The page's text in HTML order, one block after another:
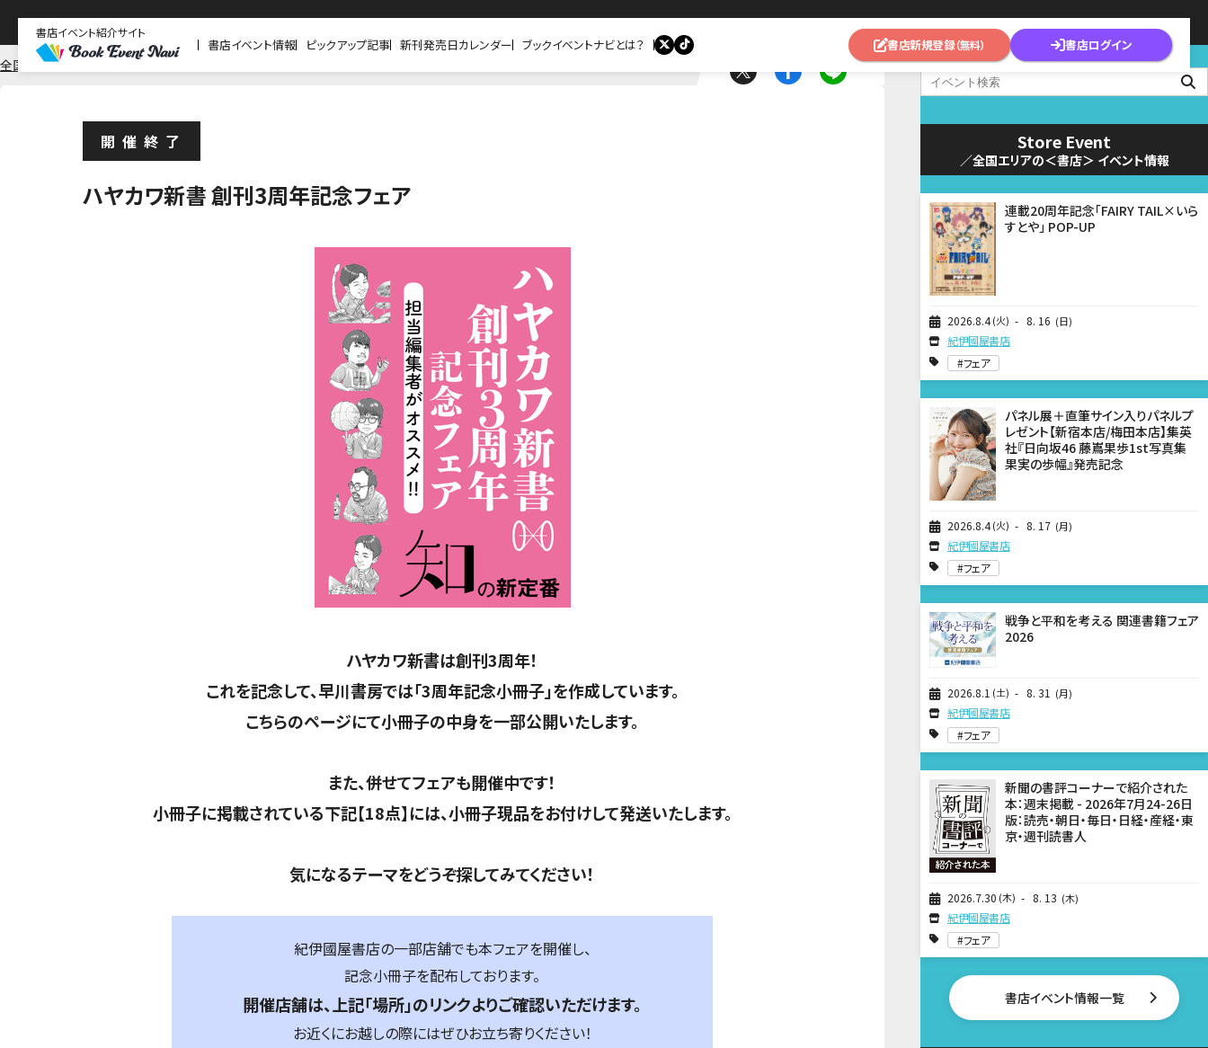
書店イベント紹介サイト
書店イベント情報 ピックアップ記事 新刊発売日カレンダー ブックイベントナビとは？ 書店新規登録（無料） 書店ログイン
全国 紀伊國屋書店
開催終了
ハヤカワ新書 創刊3周年記念フェア
ハヤカワ新書は創刊3周年！
これを記念して、早川書房では「3周年記念小冊子」を作成しています。
こちらのページにて小冊子の中身を一部公開いたします。
また、併せてフェアも開催中です！
小冊子に掲載されている下記【18点】には、小冊子現品をお付けして発送いたします。
気になるテーマをどうぞ探してみてください！
紀伊國屋書店の一部店舗でも本フェアを開催し、
記念小冊子を配布しております。
開催店舗は、上記「場所」のリンクよりご確認いただけます。
お近くにお越しの際にはぜひお立ち寄りください！
Store Event
／全国エリアの＜書店＞ イベント情報
2026 8 4 火 8 16 日
連載20周年記念「FAIRY TAIL×いら
すとや」 POP-UP
紀伊國屋書店
フェア
2026 8 4 火 8 17 月
パネル展＋直筆サイン入りパネルプ
レゼント【新宿本店/梅田本店】集英
社『日向坂46 藤嶌果歩1st写真集
果実の歩幅』発売記念
紀伊國屋書店
フェア
2026 8 1 土 8 31 月
戦争と平和を考える 関連書籍フェア
2026
紀伊國屋書店
フェア
2026 730 木 8 13 木
新聞の書評コーナーで紹介された
本：週末掲載 - 2026年7月24-26日
版：読売・朝日・毎日・日経・産経・東
京・週刊読書人
紀伊國屋書店
フェア
書店イベント情報一覧